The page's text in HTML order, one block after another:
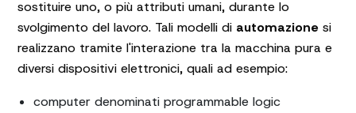
sostituire uno, o più attributi umani, durante lo
svolgimento del lavoro. Tali modelli di automazione si
realizzano tramite l'interazione tra la macchina pura e
diversi dispositivi elettronici, quali ad esempio:
computer denominati programmable logic